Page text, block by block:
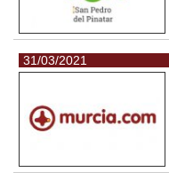
31/03/2021